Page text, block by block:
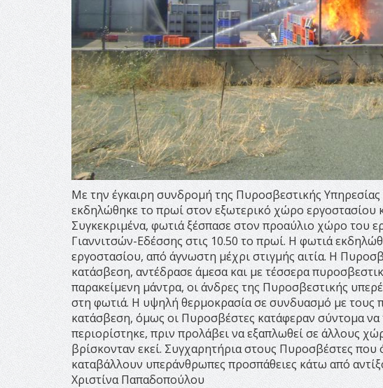
Με την έγκαιρη συνδρομή της Πυροσβεστικής
εκδηλώθηκε το πρωί στον εξωτερικό χώρο εργοστασίου
Συγκεκριμένα, φωτιά ξέσπασε στον προαύλιο χώρο του
Γιαννιτσών-Εδέσσης στις 10.50 το πρωί. Η φωτιά
εργοστασίου, από άγνωστη μέχρι στιγμής αιτία. Η
κατάσβεση, αντέδρασε άμεσα και με τέσσερα
παρακείμενη μάντρα, οι άνδρες της Πυροσβεστικής
στη φωτιά. Η υψηλή θερμοκρασία σε συνδυασμό με τους
κατάσβεση, όμως οι Πυροσβέστες κατάφεραν σύντομα
περιορίστηκε, πριν προλάβει να εξαπλωθεί σε άλλους
βρίσκονταν εκεί. Συγχαρητήρια στους Πυροσβέστες που
καταβάλλουν υπεράνθρωπες προσπάθειες κάτω από
Χριστίνα Παπαδοπούλου